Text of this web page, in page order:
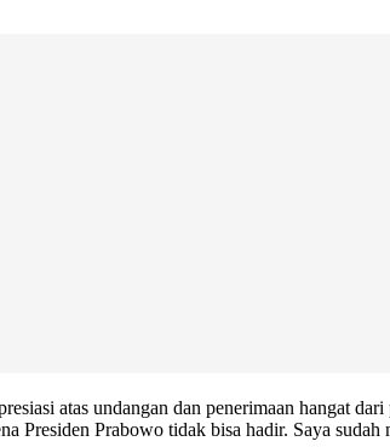
atas undangan dan penerimaan hangat dari
Presiden Prabowo tidak bisa hadir. Saya